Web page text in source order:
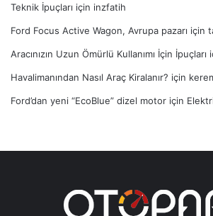
Teknik İpuçları için inzfatih
Ford Focus Active Wagon, Avrupa pazarı için
Aracınızın Uzun Ömürlü Kullanımı İçin İpuçları
Havalimanından Nasıl Araç Kiralanır? için
Ford’dan yeni “EcoBlue” dizel motor için